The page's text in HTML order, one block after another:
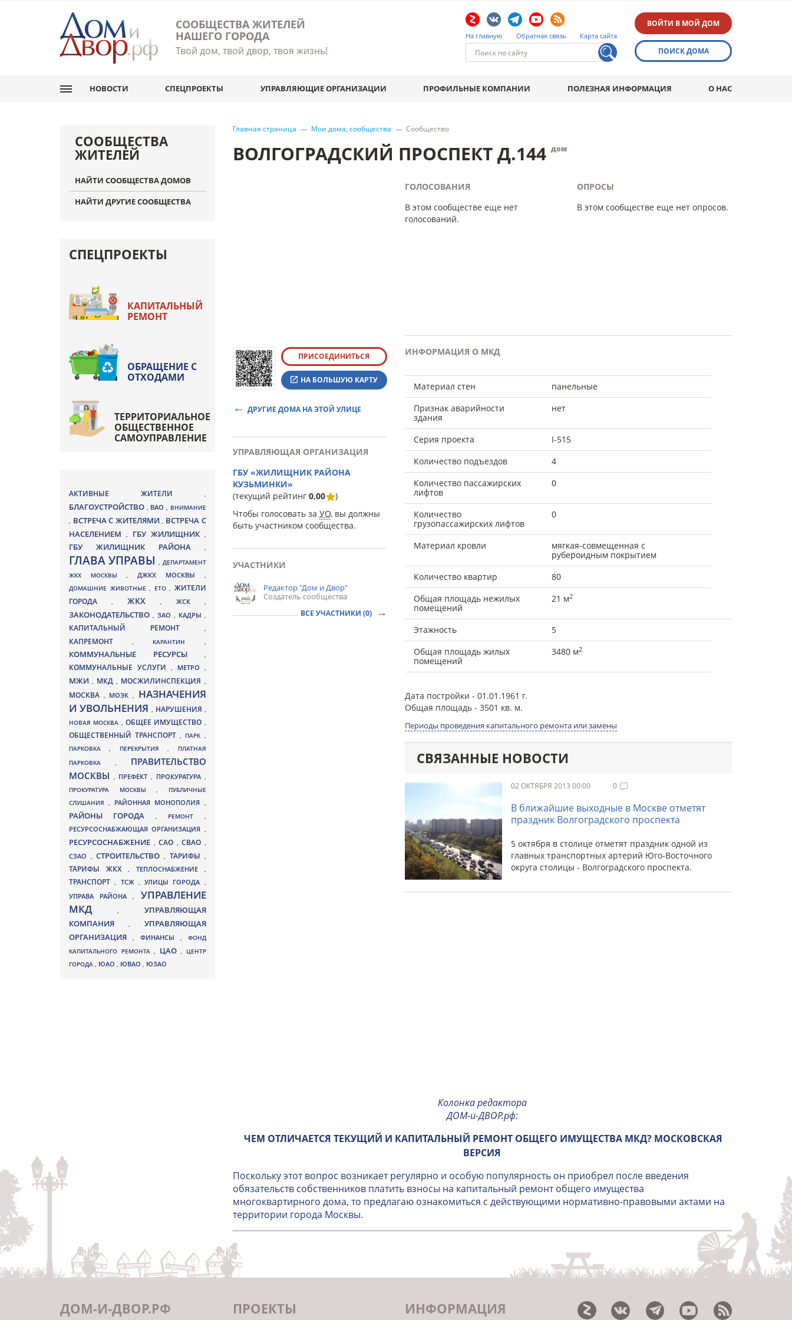
СООБЩЕСТВА ЖИТЕЛЕЙ
НАШЕГО ГОРОДА
Твой дом, твой двор, твоя жизнь!
На главную Обратная связь Карта сайта
ВОЙТИ В МОЙ ДОМ
ПОИСК ДОМА
НОВОСТИ СПЕЦПРОЕКТЫ УПРАВЛЯЮЩИЕ ОРГАНИЗАЦИИ ПРОФИЛЬНЫЕ КОМПАНИИ ПОЛЕЗНАЯ ИНФОРМАЦИЯ О НАС
Главная страница Мои дома, сообщества Сообщество
ВОЛГОГРАДСКИЙ ПРОСПЕКТ Д.144 дом
ПРИСОЕДИНИТЬСЯ
НА БОЛЬШУЮ КАРТУ
ДРУГИЕ ДОМА НА ЭТОЙ УЛИЦЕ
УПРАВЛЯЮЩАЯ ОРГАНИЗАЦИЯ
ГБУ «ЖИЛИЩНИК РАЙОНА
КУЗЬМИНКИ»
(текущий рейтинг 0,00
)
Чтобы голосовать за УО, вы должны
быть участником сообщества.
УЧАСТНИКИ
Редактор "Дом и Двор"
Создатель сообщества
ВСЕ УЧАСТНИКИ (0)
ГОЛОСОВАНИЯ
В этом сообществе еще нет
голосований.
ОПРОСЫ
В этом сообществе еще нет опросов.
ИНФОРМАЦИЯ О МКД
Материал стен
панельные
Признак аварийности
здания
нет
Серия проекта
I-515
Количество подъездов
4
Количество пассажирских
лифтов
0
Количество
грузопассажирских лифтов
0
Материал кровли
мягкая-совмещенная с
рубероидным покрытием
Количество квартир
80
Общая площадь нежилых
помещений
21 м2
Этажность
5
Общая площадь жилых
помещений
3480 м2
Дата постройки - 01.01.1961 г.
Общая площадь- 3501 кв. м.
Периоды проведения капитального ремонта или замены
СВЯЗАННЫЕ НОВОСТИ
02 ОКТЯБРЯ 2013 00:00 0
В ближайшие выходные в Москве отметят
праздник Волгоградского проспекта
5 октября в столице отметят праздник одной из
главных транспортных артерий Юго-Восточного
округа столицы - Волгоградского проспекта.
Колонка редактора
ДОМ-и-ДВОР.рф:
ЧЕМ ОТЛИЧАЕТСЯ ТЕКУЩИЙ И КАПИТАЛЬНЫЙ РЕМОНТ ОБЩЕГО ИМУЩЕСТВА МКД? МОСКОВСКАЯ
ВЕРСИЯ
Поскольку этот вопрос возникает регулярно и особую популярность он приобрел после введения
обязательств собственников платить взносы на капитальный ремонт общего имущества
многоквартирного дома, то предлагаю ознакомиться с действующими нормативно-правовыми актами на
территории города Москвы.
СООБЩЕСТВА
ЖИТЕЛЕЙ
НАЙТИ СООБЩЕСТВА ДОМОВ
НАЙТИ ДРУГИЕ СООБЩЕСТВА
СПЕЦПРОЕКТЫ
КАПИТАЛЬНЫЙ
РЕМОНТ
ОБРАЩЕНИЕ С
ОТХОДАМИ
ТЕРРИТОРИАЛЬНОЕ
ОБЩЕСТВЕННОЕ
САМОУПРАВЛЕНИЕ
АКТИВНЫЕ ЖИТЕЛИ ,
БЛАГОУСТРОЙСТВО , ВАО , ВНИМАНИЕ
, ВСТРЕЧА С ЖИТЕЛЯМИ, ВСТРЕЧА С
НАСЕЛЕНИЕМ
, ГБУ ЖИЛИЩНИК ,
ГБУ ЖИЛИЩНИК РАЙОНА ,
ГЛАВА УПРАВЫ, ДЕПАРТАМЕНТ
ЖКХ МОСКВЫ,ДЖКХ МОСКВЫ ,
ДОМАШНИЕ ЖИВОТНЫЕ , ЕТО , ЖИТЕЛИ
ГОРОДА
, ЖКХ , ЖСК ,
ЗАКОНОДАТЕЛЬСТВО , ЗАО , КАДРЫ ,
КАПИТАЛЬНЫЙ РЕМОНТ ,
КАПРЕМОНТ , КАРАНТИН ,
КОММУНАЛЬНЫЕ РЕСУРСЫ ,
КОММУНАЛЬНЫЕ УСЛУГИ , МЕТРО ,
МЖИ, МКД , МОСЖИЛИНСПЕКЦИЯ ,
МОСКВА , МОЭК ,
НАЗНАЧЕНИЯ
И УВОЛЬНЕНИЯ , НАРУШЕНИЯ ,
НОВАЯ МОСКВА , ОБЩЕЕ ИМУЩЕСТВО ,
ОБЩЕСТВЕННЫЙ ТРАНСПОРТ, ПАРК ,
ПАРКОВКА, ПЕРЕКРЫТИЯ,
ПЛАТНАЯ
ПАРКОВКА ,
ПРАВИТЕЛЬСТВО
МОСКВЫ , ПРЕФЕКТ, ПРОКУРАТУРА ,
ПРОКУРАТУРА МОСКВЫ ,
ПУБЛИЧНЫЕ
СЛУШАНИЯ, РАЙОННАЯ МОНОПОЛИЯ ,
РАЙОНЫ ГОРОДА , РЕМОНТ ,
РЕСУРСОСНАБЖАЮЩАЯ ОРГАНИЗАЦИЯ ,
РЕСУРСОСНАБЖЕНИЕ , САО , СВАО ,
СЗАО ,СТРОИТЕЛЬСТВО, ТАРИФЫ ,
ТАРИФЫ ЖКХ , ТЕПЛОСНАБЖЕНИЕ ,
ТРАНСПОРТ, ТСЖ , УЛИЦЫ ГОРОДА ,
УПРАВА РАЙОНА, УПРАВЛЕНИЕ
МКД, УПРАВЛЯЮЩАЯ
КОМПАНИЯ
, УПРАВЛЯЮЩАЯ
ОРГАНИЗАЦИЯ
, ФИНАНСЫ , ФОНД
КАПИТАЛЬНОГО РЕМОНТА , ЦАО ,
ЦЕНТР
ГОРОДА , ЮАО , ЮВАО , ЮЗАО
ДОМ-И-ДВОР.РФ ПРОЕКТЫ ИНФОРМАЦИЯ